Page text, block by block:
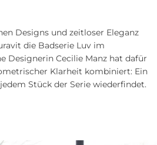
Designs und zeitloser Eleganz
die Badserie Luv im
Designerin Cecilie Manz hat dafür
Klarheit kombiniert: Ein
Stück der Serie wiederfindet.